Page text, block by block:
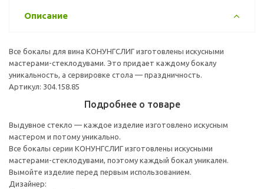
Описание
Все бокалы для вина КОНУНГСЛИГ изготовлены искусными
мастерами-стеклодувами. Это придает каждому бокалу
уникальность, а сервировке стола — праздничность.
Артикул: 304.158.85
Подробнее о товаре
Выдувное стекло — каждое изделие изготовлено искусным
мастером и потому уникально.
Все бокалы серии КОНУНГСЛИГ изготовлены искусными
мастерами-стеклодувами, поэтому каждый бокал уникален.
Вымойте изделие перед первым использованием.
Дизайнер: